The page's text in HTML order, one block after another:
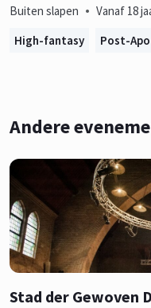
Buiten slapen • Vanaf 18
High-fantasy
Post-Apo
Andere
Stad der Gewoven